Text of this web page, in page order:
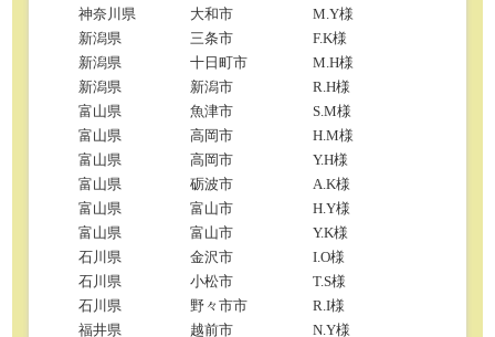
神奈川県
大和市
M.Y様
新潟県
三条市
F.K様
新潟県
十日町市
M.H様
新潟県
新潟市
R.H様
富山県
魚津市
S.M様
富山県
高岡市
H.M様
富山県
高岡市
Y.H様
富山県
砺波市
A.K様
富山県
富山市
H.Y様
富山県
富山市
Y.K様
石川県
金沢市
I.O様
石川県
小松市
T.S様
石川県
野々市市
R.I様
福井県
越前市
N.Y様